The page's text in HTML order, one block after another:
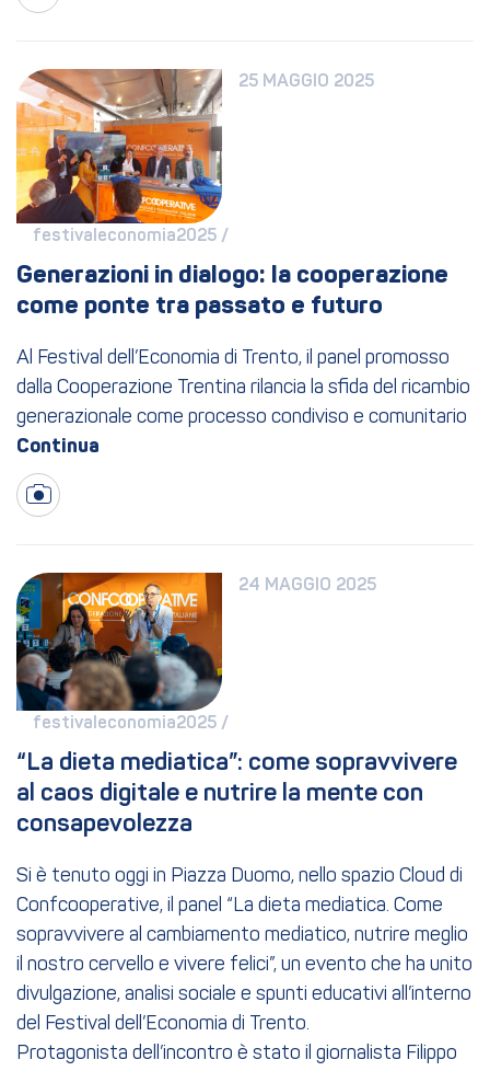
25 MAGGIO 2025
festivaleconomia2025 /
Generazioni in dialogo: la cooperazione
come ponte tra passato e futuro
Al Festival dell’Economia di Trento, il panel promosso
dalla Cooperazione Trentina rilancia la sfida del ricambio
generazionale come processo condiviso e comunitario
24 MAGGIO 2025
festivaleconomia2025 /
“La dieta mediatica”: come sopravvivere
al caos digitale e nutrire la mente con
consapevolezza
Si è tenuto oggi in Piazza Duomo, nello spazio Cloud di
Confcooperative, il panel “La dieta mediatica. Come
sopravvivere al cambiamento mediatico, nutrire meglio
il nostro cervello e vivere felici”, un evento che ha unito
divulgazione, analisi sociale e spunti educativi all’interno
del Festival dell’Economia di Trento.
Protagonista dell’incontro è stato il giornalista Filippo